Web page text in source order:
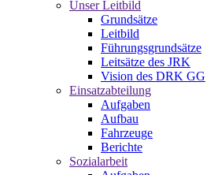
Unser Leitbild
Grundsätze
Leitbild
Führungsgrundsätze
Leitsätze des JRK
Vision des DRK GG
Einsatzabteilung
Aufgaben
Aufbau
Fahrzeuge
Berichte
Sozialarbeit